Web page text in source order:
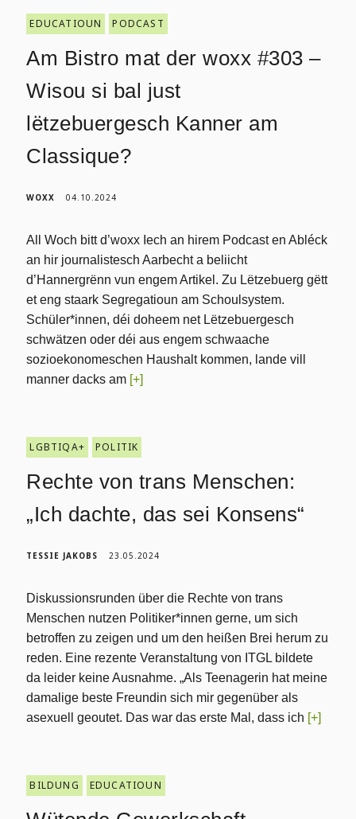
EDUCATIOUN PODCAST
Am Bistro mat der woxx #303 –
Wisou si bal just
lëtzebuergesch Kanner am
Classique?
WOXX 04.10.2024
All Woch bitt d’woxx Iech an hirem Podcast en Abléck
an hir journalistesch Aarbecht a beliicht
d’Hannergrënn vun engem Artikel. Zu Lëtzebuerg gëtt
et eng staark Segregatioun am Schoulsystem.
Schüler*innen, déi doheem net Lëtzebuergesch
schwätzen oder déi aus engem schwaache
sozioekonomeschen Haushalt kommen, lande vill
manner dacks am [+]
LGBTIQA+ POLITIK
Rechte von trans Menschen:
„Ich dachte, das sei Konsens“
TESSIE JAKOBS 23.05.2024
Diskussionsrunden über die Rechte von trans
Menschen nutzen Politiker*innen gerne, um sich
betroffen zu zeigen und um den heißen Brei herum zu
reden. Eine rezente Veranstaltung von ITGL bildete
da leider keine Ausnahme. „Als Teenagerin hat meine
damalige beste Freundin sich mir gegenüber als
asexuell geoutet. Das war das erste Mal, dass ich [+]
BILDUNG EDUCATIOUN